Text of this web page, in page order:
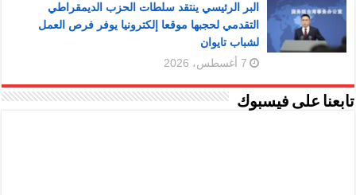
البر الرئيسي ينتقد سلطات الحزب الديمقراطي
التقدمي لحجبها موقعا إلكترونيا يوفر فرص العمل
لشباب تايوان
7 أغسطس، 2026
تابعنا على فيسبوك